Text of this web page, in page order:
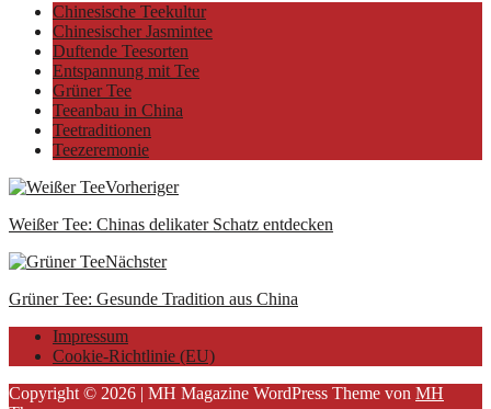
Chinesische Teekultur
Chinesischer Jasmintee
Duftende Teesorten
Entspannung mit Tee
Grüner Tee
Teeanbau in China
Teetraditionen
Teezeremonie
Vorheriger
Weißer Tee: Chinas delikater Schatz entdecken
Nächster
Grüner Tee: Gesunde Tradition aus China
Impressum
Cookie-Richtlinie (EU)
Copyright © 2026 | MH Magazine WordPress Theme von MH